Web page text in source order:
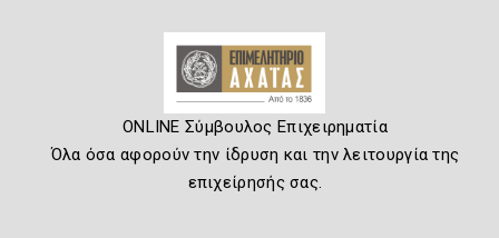
ONLINE Σύμβουλος Επιχειρηματία
Όλα όσα αφορούν την ίδρυση και την λειτουργία της
επιχείρησής σας.